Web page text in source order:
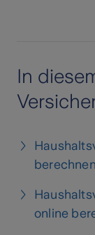
In
berechnen
online